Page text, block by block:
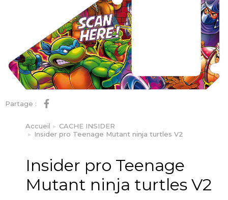
Partage :
Vous êtes ici :
Accueil
CACHE INSIDER
Insider pro Teenage Mutant ninja turtles V2
Insider pro Teenage
Mutant ninja turtles V2